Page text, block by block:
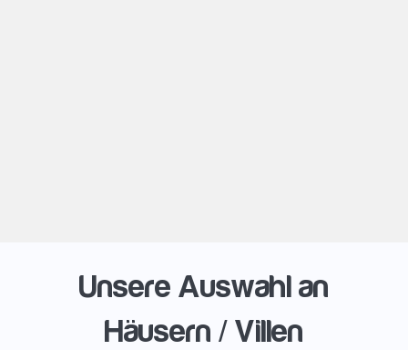
Unsere Auswahl an
Häusern / Villen